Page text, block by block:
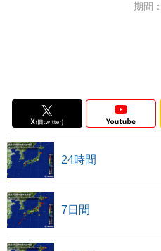
期間
24時間
7日間